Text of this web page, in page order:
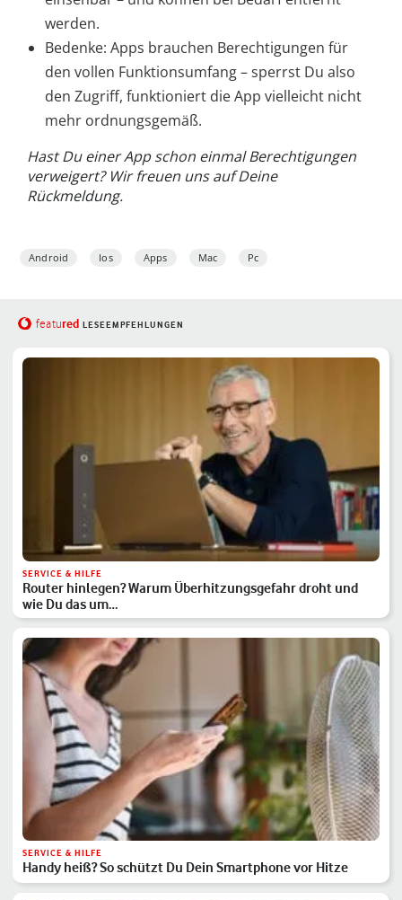
werden.
Bedenke: Apps brauchen Berechtigungen für
den vollen Funktionsumfang – sperrst Du also
den Zugriff, funktioniert die App vielleicht nicht
mehr ordnungsgemäß.
Hast Du einer App schon einmal Berechtigungen
verweigert? Wir freuen uns auf Deine
Rückmeldung.
Android Ios Apps Mac Pc
featured LESEEMPFEHLUNGEN
SERVICE & HILFE
Router hinlegen? Warum Überhitzungsgefahr droht und
wie Du das um…
SERVICE & HILFE
Handy heiß? So schützt Du Dein Smartphone vor Hitze